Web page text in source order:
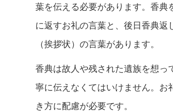
葉を伝える必要があります。香典
に返すお礼の言葉と、後日香典
（挨拶状）の言葉があります。
香典は故人や残された遺族を想っ
寧に伝えなくてはいけません。お
き方に配慮が必要です。